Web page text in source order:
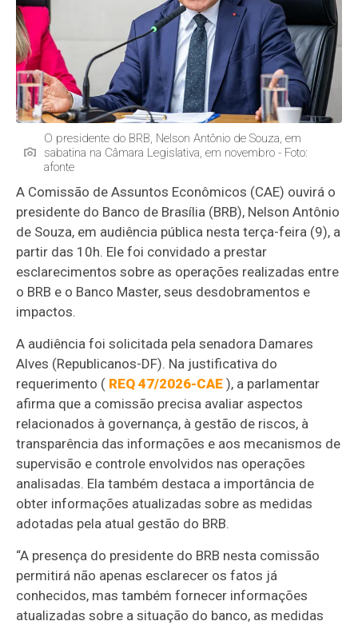
O presidente do BRB, Nelson Antônio de Souza, em
sabatina na Câmara Legislativa, em novembro - Foto:
afonte
A Comissão de Assuntos Econômicos (CAE) ouvirá o
presidente do Banco de Brasília (BRB), Nelson Antônio
de Souza, em audiência pública nesta terça-feira (9), a
partir das 10h. Ele foi convidado a prestar
esclarecimentos sobre as operações realizadas entre
o BRB e o Banco Master, seus desdobramentos e
impactos.
A audiência foi solicitada pela senadora Damares
Alves (Republicanos-DF). Na justificativa do
requerimento ( REQ 47/2026-CAE ), a parlamentar
afirma que a comissão precisa avaliar aspectos
relacionados à governança, à gestão de riscos, à
transparência das informações e aos mecanismos de
supervisão e controle envolvidos nas operações
analisadas. Ela também destaca a importância de
obter informações atualizadas sobre as medidas
adotadas pela atual gestão do BRB.
“A presença do presidente do BRB nesta comissão
permitirá não apenas esclarecer os fatos já
conhecidos, mas também fornecer informações
atualizadas sobre a situação do banco, as medidas